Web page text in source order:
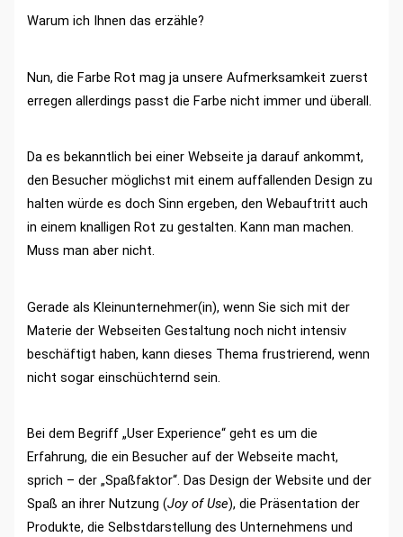
Warum ich Ihnen das erzähle?
Nun, die Farbe Rot mag ja unsere Aufmerksamkeit zuerst
erregen allerdings passt die Farbe nicht immer und überall.
Da es bekanntlich bei einer Webseite ja darauf ankommt,
den Besucher möglichst mit einem auffallenden Design zu
halten würde es doch Sinn ergeben, den Webauftritt auch
in einem knalligen Rot zu gestalten. Kann man machen.
Muss man aber nicht.
Gerade als Kleinunternehmer(in), wenn Sie sich mit der
Materie der Webseiten Gestaltung noch nicht intensiv
beschäftigt haben, kann dieses Thema frustrierend, wenn
nicht sogar einschüchternd sein.
Bei dem Begriff „User Experience“ geht es um die
Erfahrung, die ein Besucher auf der Webseite macht,
sprich – der „Spaßfaktor“. Das Design der Website und der
Spaß an ihrer Nutzung (Joy of Use), die Präsentation der
Produkte, die Selbstdarstellung des Unternehmens und